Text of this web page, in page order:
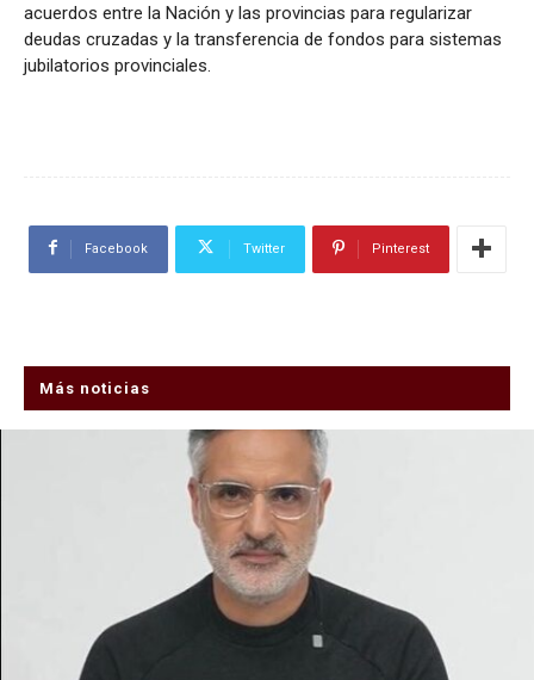
acuerdos entre la Nación y las provincias para regularizar
deudas cruzadas y la transferencia de fondos para sistemas
jubilatorios provinciales.
Facebook Twitter Pinterest
Más noticias